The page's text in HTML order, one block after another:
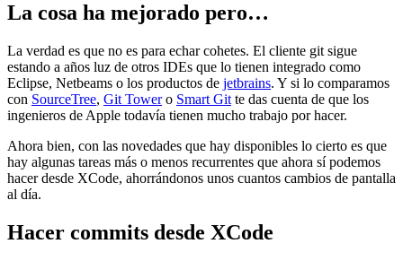
La cosa ha mejorado pero…
La verdad es que no es para echar cohetes. El cliente git sigue
estando a años luz de otros IDEs que lo tienen integrado como
Eclipse, Netbeams o los productos de jetbrains. Y si lo comparamos
con SourceTree, Git Towero Smart Git te das cuenta de que los
ingenieros de Apple todavía tienen mucho trabajo por hacer.
Ahora bien, con las novedades que hay disponibles lo cierto es que
hay algunas tareas más o menos recurrentes que ahora sí podemos
hacer desde XCode, ahorrándonos unos cuantos cambios de pantalla
al día.
Hacer commits desde XCode